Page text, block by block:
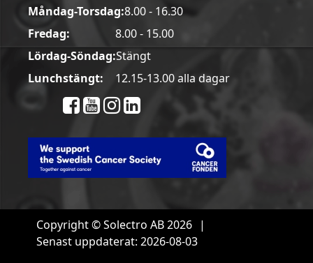
Måndag-Torsdag:8.00 - 16.30
Fredag:
8.00 - 15.00
Lördag-Söndag:Stängt
Lunchstängt:
12.15-13.00 alla dagar
Copyright © Solectro AB 2026 |
Senast uppdaterat: 2026-08-03